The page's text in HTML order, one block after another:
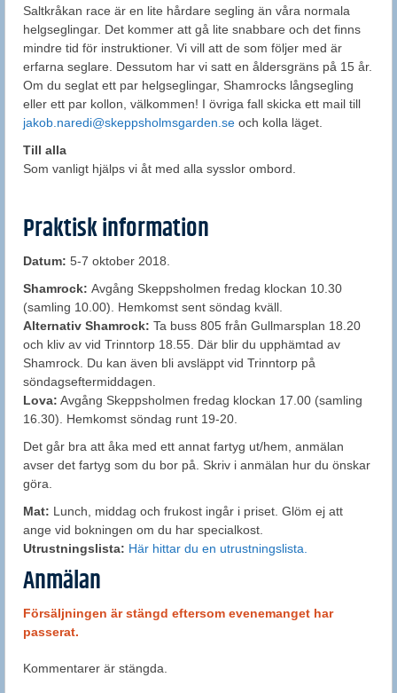
Saltkråkan race är en lite hårdare segling än våra normala
helgseglingar. Det kommer att gå lite snabbare och det finns
mindre tid för instruktioner. Vi vill att de som följer med är
erfarna seglare. Dessutom har vi satt en åldersgräns på 15 år.
Om du seglat ett par helgseglingar, Shamrocks långsegling
eller ett par kollon, välkommen! I övriga fall skicka ett mail till
jakob.naredi@skeppsholmsgarden.se och kolla läget.
Till alla
Som vanligt hjälps vi åt med alla sysslor ombord.
Praktisk information
Datum: 5-7 oktober 2018.
Shamrock: Avgång Skeppsholmen fredag klockan 10.30
(samling 10.00). Hemkomst sent söndag kväll.
Alternativ Shamrock: Ta buss 805 från Gullmarsplan 18.20
och kliv av vid Trinntorp 18.55. Där blir du upphämtad av
Shamrock. Du kan även bli avsläppt vid Trinntorp på
söndagseftermiddagen.
Lova: Avgång Skeppsholmen fredag klockan 17.00 (samling
16.30). Hemkomst söndag runt 19-20.
Det går bra att åka med ett annat fartyg ut/hem, anmälan
avser det fartyg som du bor på. Skriv i anmälan hur du önskar
göra.
Mat: Lunch, middag och frukost ingår i priset. Glöm ej att
ange vid bokningen om du har specialkost.
Utrustningslista: Här hittar du en utrustningslista.
Anmälan
Försäljningen är stängd eftersom evenemanget har
passerat.
Kommentarer är stängda.